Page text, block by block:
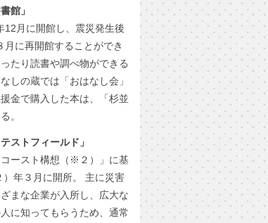
館」
月に開館し、震災発生後
に再開館することができ
たり読書や調べ物ができる
しの蔵では「おはなし会」
金で購入した本は、「杉並
。
ストフィールド」
ースト構想（※２）」に基
年３月に開所。 主に災害
まな企業が入所し、広大な
に知ってもらうため、通常